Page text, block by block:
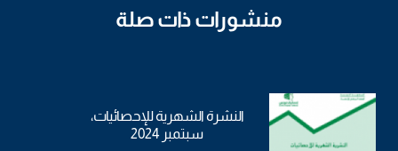
منشورات ذات صلة
النشرة الشهرية للإحصائيات،
سبتمبر 2024